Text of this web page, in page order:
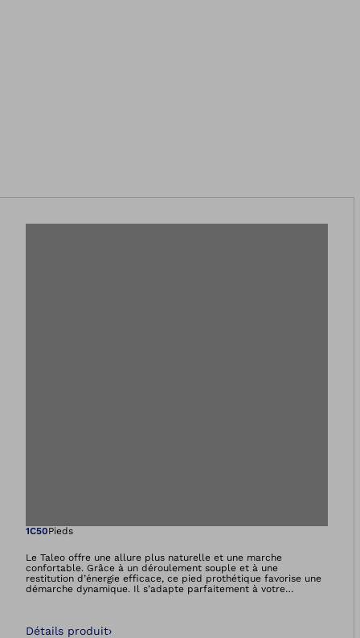
Ouvre l’image
1C50Pieds
Le Taleo offre une allure plus naturelle et une marche
confortable. Grâce à un déroulement souple et à une
restitution d’énergie efficace, ce pied prothétique favorise une
démarche dynamique. Il s’adapte parfaitement à votre
l’adaptateur et des ouvertures dans la plante du pied
Détails produit›